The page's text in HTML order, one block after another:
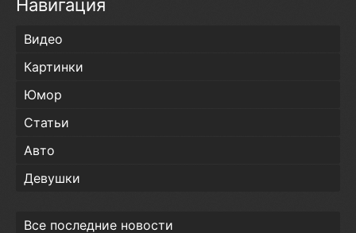
Навигация
Видео
Картинки
Юмор
Статьи
Авто
Девушки
Все последние новости